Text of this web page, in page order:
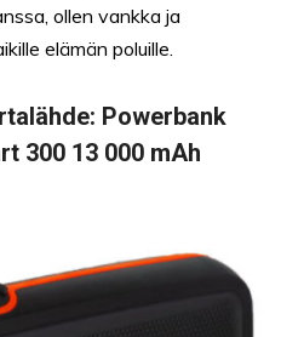
ollen vankka ja
elämän poluille.
Powerbank
300 13 000 mAh